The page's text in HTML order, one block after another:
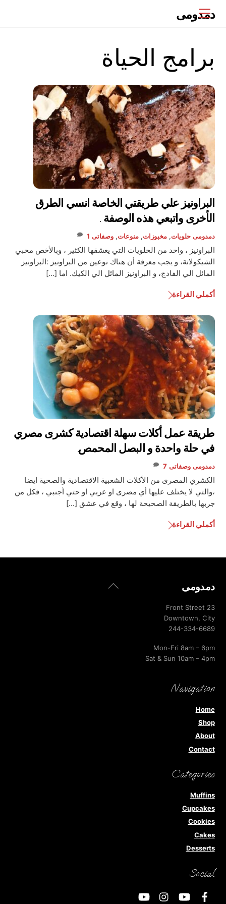
Menu
دمدومى
برامج الحياة
البراونيز علي طريقتي الخاصة انسي الطرق
الأخرى واتبعي هذه الوصفة .
دمدومى حلويات,مخبوزات,منوعات,وصفاتى 1
البراونيز ، واحد من الحلويات التي يعشقها الكثير ، وبالأخص محبي
الشيكولاتة، و يجب معرفة أن هناك نوعين من البراونيز :البراونيز
المائل الي الفادج، و البراونيز المائل الي الكيك. اما […]
أكملي القراءة
طريقة عمل أكلات سهلة اقتصادية كشرى مصري
في حلة واحدة و البصل المحمص.
دمدومى وصفاتى 7
الكشري المصرى من الأكلات الشعبية الاقتصادية والصحية ايضا
،والتي لا يختلف عليها أي مصرى او عربي او حتي أجنبي ، فكل من
جربها بالطريقة الصحيحة لها ، وقع في عشق […]
أكملي القراءة
Back
دمدومى
23 Front Street
Downtown, City
244-334-6689
Mon-Fri 8am – 6pm
Sat & Sun 10am – 4pm
Navigation
Home
Shop
About
Contact
Categories
Muffins
Cupcakes
Cookies
Cakes
Desserts
Social